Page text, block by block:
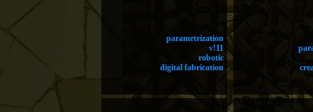
parametrization
v!11
robotic
digital fabrication